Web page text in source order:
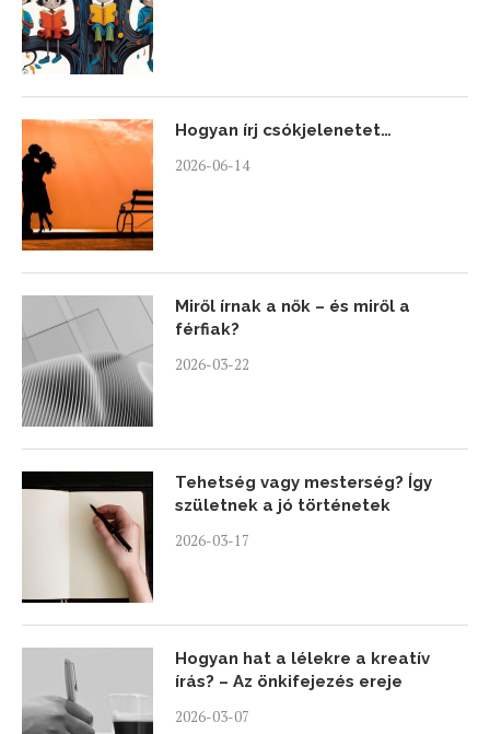
Hogyan írj csókjelenetet…
2026-06-14
Miről írnak a nők – és miről a
férfiak?
2026-03-22
Tehetség vagy mesterség? Így
születnek a jó történetek
2026-03-17
Hogyan hat a lélekre a kreatív
írás? – Az önkifejezés ereje
2026-03-07